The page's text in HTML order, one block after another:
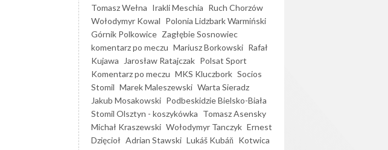
Tomasz Wełna Irakli Meschia Ruch Chorzów
Wołodymyr Kowal Polonia Lidzbark Warmiński
Górnik Polkowice Zagłębie Sosnowiec
komentarz po meczu Mariusz Borkowski Rafał
Kujawa
Jarosław Ratajczak Polsat Sport
Komentarz po meczu MKS Kluczbork Socios
Stomil Marek Maleszewski Warta Sieradz
Jakub Mosakowski Podbeskidzie Bielsko-Biała
Stomil Olsztyn - koszykówka Tomasz Asensky
Michał Kraszewski Wołodymyr Tanczyk Ernest
Dzięcioł Adrian Stawski Lukáš Kubáň Kotwica